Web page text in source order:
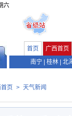
六
首页 广西首页
南宁
桂林 北
页 > 天气新闻